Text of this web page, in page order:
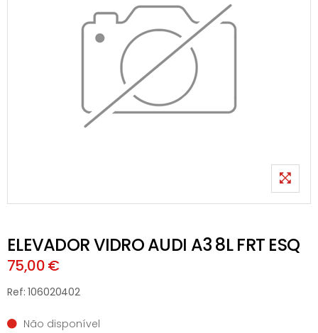
ELEVADOR VIDRO AUDI A3 8L FRT ESQ
75,00 €
Ref: 106020402
Não disponível